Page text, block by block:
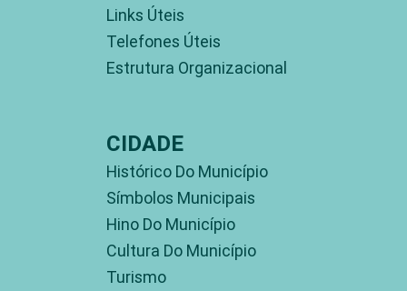
Links Úteis
Telefones Úteis
Estrutura Organizacional
CIDADE
Histórico Do Município
Símbolos Municipais
Hino Do Município
Cultura Do Município
Turismo